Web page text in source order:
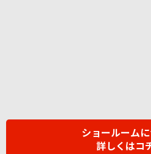
ショールーム
詳しくはコ